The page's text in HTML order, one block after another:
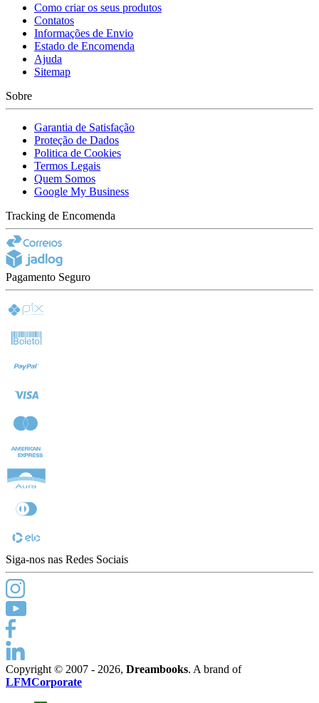
Como criar os seus produtos
Contatos
Informações de Envio
Estado de Encomenda
Ajuda
Sitemap
Sobre
Garantia de Satisfação
Proteção de Dados
Politica de Cookies
Termos Legais
Quem Somos
Google My Business
Tracking de Encomenda
Pagamento Seguro
Siga-nos nas Redes Sociais
Copyright © 2007 - 2026, Dreambooks. A brand of
LFMCorporate